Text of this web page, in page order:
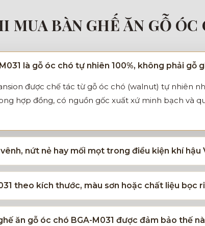
MUA BÀN GHẾ ĂN GỖ
là gỗ óc chó tự nhiên 100%, không phải gỗ
được chế tác từ gỗ óc chó (walnut) tự nhiên
hợp đồng, có nguồn gốc xuất xứ minh bạch và
nứt nẻ hay mối mọt trong điều kiện khí hậu
theo kích thước, màu sơn hoặc chất liệu bọc
ăn gỗ óc chó BGA-M031 được đảm bảo thế